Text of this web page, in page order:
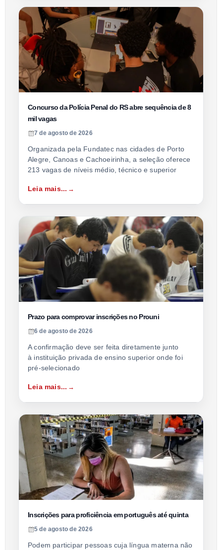
Concurso da Polícia Penal do RS abre sequência de 8
mil vagas
7 de agosto de 2026
Organizada pela Fundatec nas cidades de Porto
Alegre, Canoas e Cachoeirinha, a seleção oferece
213 vagas de níveis médio, técnico e superior
Leia mais...
Prazo para comprovar inscrições no Prouni
6 de agosto de 2026
A confirmação deve ser feita diretamente junto
à instituição privada de ensino superior onde foi
pré-selecionado
Leia mais...
Inscrições para proficiência em português até quinta
5 de agosto de 2026
Podem participar pessoas cuja língua materna não